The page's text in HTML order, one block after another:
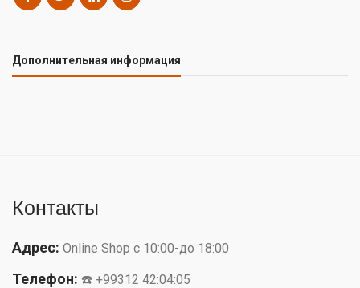
Дополнительная информация
Контакты
Адрес: Online Shop с 10:00-до 18:00
Телефон: ☎️ +99312 42:04:05